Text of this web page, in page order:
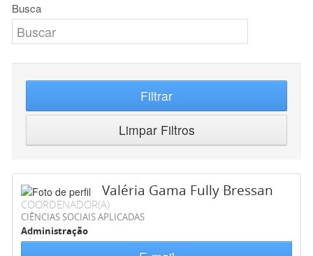
Busca
Filtrar
Limpar Filtros
Valéria Gama Fully Bressan
COORDENADOR(A)
CIÊNCIAS SOCIAIS APLICADAS
Administração